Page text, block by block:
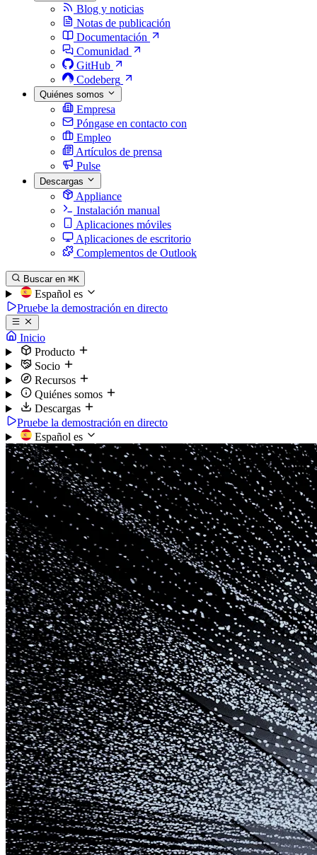
Blog y noticias
Notas de publicación
Documentación
Comunidad
GitHub
Codeberg
Quiénes somos
Empresa
Póngase en contacto con
Empleo
Artículos de prensa
Pulse
Descargas
Appliance
Instalación manual
Aplicaciones móviles
Aplicaciones de escritorio
Complementos de Outlook
Buscar en ⌘K
Español es
Pruebe la demostración en directo
Inicio
Producto
Socio
Recursos
Quiénes somos
Descargas
Pruebe la demostración en directo
Español es